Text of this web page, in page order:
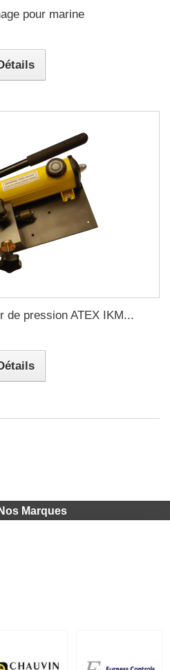
pour marine
de pression ATEX IKM...
Nos Marques